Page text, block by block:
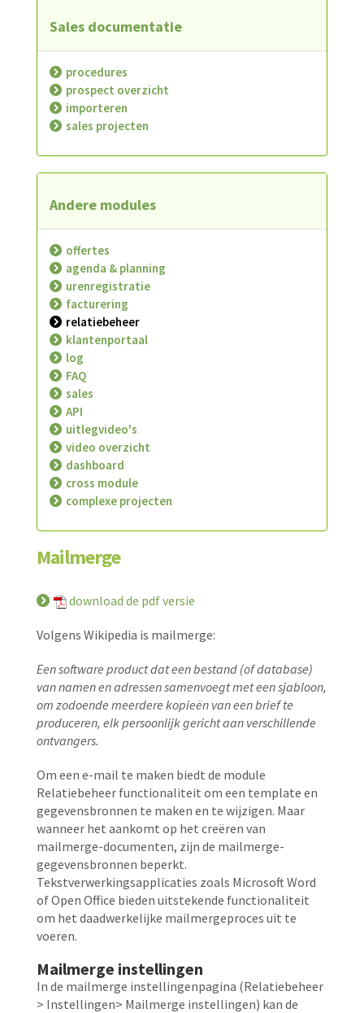
Sales documentatie
procedures
prospect overzicht
importeren
sales projecten
Andere modules
offertes
agenda & planning
urenregistratie
facturering
relatiebeheer
klantenportaal
log
FAQ
sales
API
uitlegvideo's
video overzicht
dashboard
cross module
complexe projecten
Mailmerge
download de pdf versie
Volgens Wikipedia is mailmerge:
Een software product dat een bestand (of database)
van namen en adressen samenvoegt met een sjabloon,
om zodoende meerdere kopieën van een brief te
produceren, elk persoonlijk gericht aan verschillende
ontvangers.
Om een e-mail te maken biedt de module
Relatiebeheer functionaliteit om een template en
gegevensbronnen te maken en te wijzigen. Maar
wanneer het aankomt op het creëren van
mailmerge-documenten, zijn de mailmerge-
gegevensbronnen beperkt.
Tekstverwerkingsapplicaties zoals Microsoft Word
of Open Office bieden uitstekende functionaliteit
om het daadwerkelijke mailmergeproces uit te
voeren.
Mailmerge instellingen
In de mailmerge instellingenpagina (Relatiebeheer
> Instellingen> Mailmerge instellingen) kan de